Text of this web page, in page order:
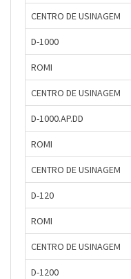
CENTRO DE USINAGEM
D-1000
ROMI
CENTRO DE USINAGEM
D-1000.AP.DD
ROMI
CENTRO DE USINAGEM
D-120
ROMI
CENTRO DE USINAGEM
D-1200